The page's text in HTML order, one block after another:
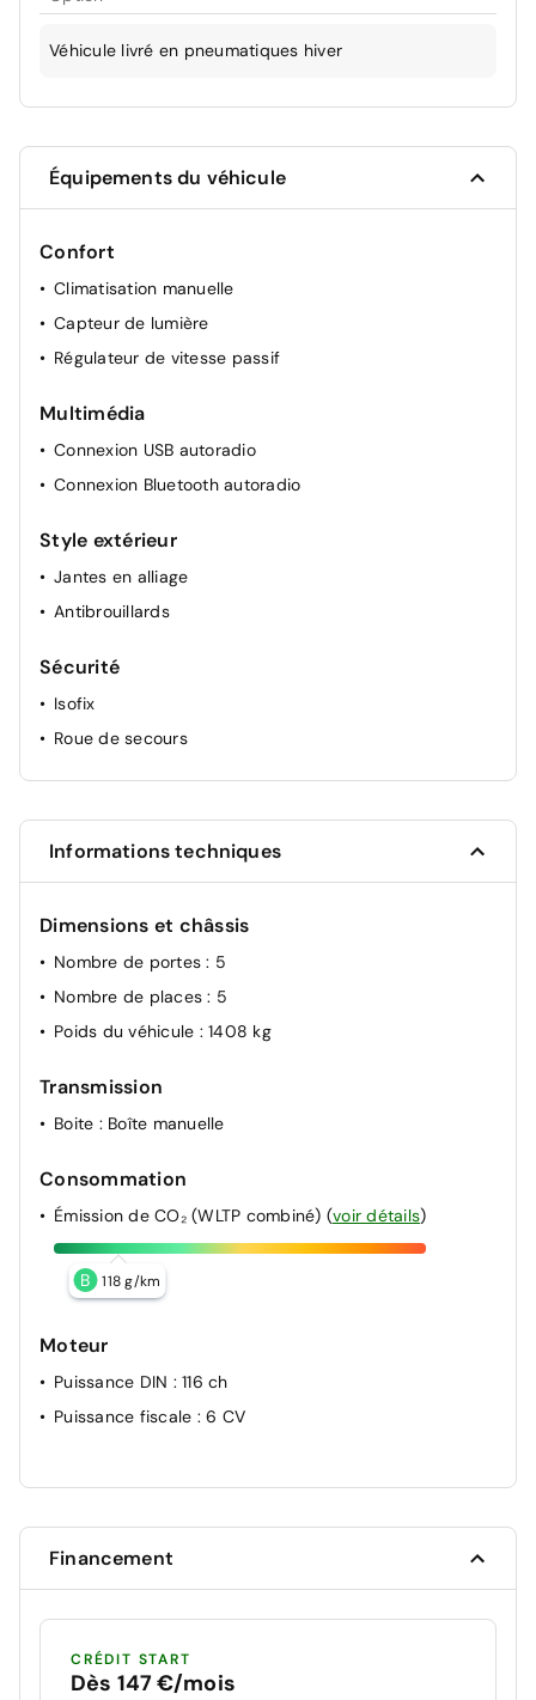
Véhicule livré en pneumatiques hiver
Équipements du véhicule
Confort
Climatisation manuelle
Capteur de lumière
Régulateur de vitesse passif
Multimédia
Connexion USB autoradio
Connexion Bluetooth autoradio
Style extérieur
Jantes en alliage
Antibrouillards
Sécurité
Isofix
Roue de secours
Informations techniques
Dimensions et châssis
Nombre de portes: 5
Nombre de places: 5
Poids du véhicule : 1408 kg
Transmission
Boite : Boîte manuelle
Consommation
Émission de CO₂ (WLTP combiné) (voir détails)
B 118 g/km
Moteur
Puissance DIN : 116 ch
Puissance fiscale : 6 CV
Financement
CRÉDIT START
Dès 147 €/mois